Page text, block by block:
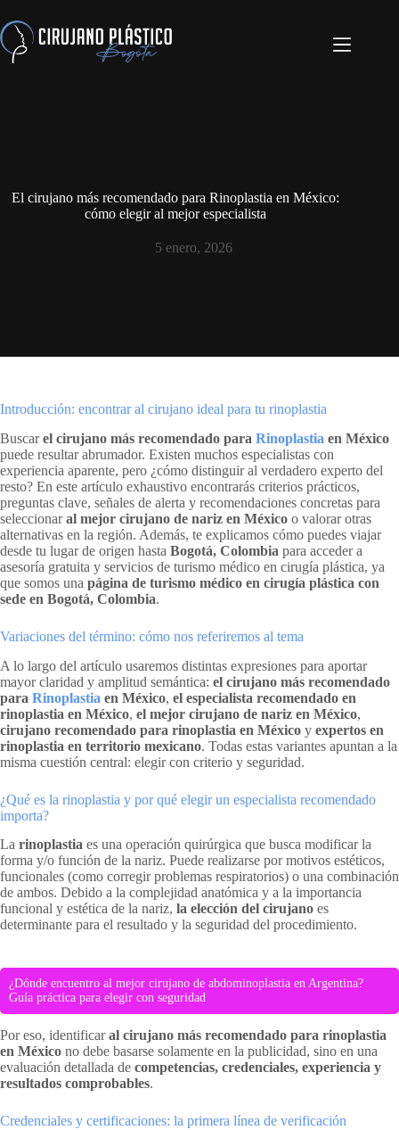
El cirujano más recomendado para Rinoplastia en México:
cómo elegir al mejor especialista
5 enero, 2026
Introducción: encontrar al cirujano ideal para tu rinoplastia
Buscarel cirujano más recomendado para Rinoplastia en México
puede resultar abrumador. Existen muchos especialistas con
experiencia aparente, pero ¿cómo distinguir al verdadero experto del
resto? En este artículo exhaustivo encontrarás criterios prácticos,
preguntas clave, señales de alerta y recomendaciones concretas para
seleccionaral mejor cirujano de nariz en México o valorar otras
alternativas en la región. Además, te explicamos cómo puedes viajar
desde tu lugar de origen hasta Bogotá, Colombia para acceder a
asesoría gratuita y servicios de turismo médico en cirugía plástica, ya
que somos una página de turismo médico en cirugía plástica con
sede en Bogotá, Colombia.
Variaciones del término: cómo nos referiremos al tema
A lo largo del artículo usaremos distintas expresiones para aportar
mayor claridad y amplitud semántica: el cirujano más recomendado
para Rinoplastia en México, el especialista recomendado en
rinoplastia en México, el mejor cirujano de nariz en México,
cirujano recomendado para rinoplastia en México y expertos en
rinoplastia en territorio mexicano. Todas estas variantes apuntan a la
misma cuestión central: elegir con criterio y seguridad.
¿Qué es la rinoplastia y por qué elegir un especialista recomendado
importa?
La rinoplastia es una operación quirúrgica que busca modificar la
forma y/o función de la nariz. Puede realizarse por motivos estéticos,
funcionales (como corregir problemas respiratorios) o una combinación
de ambos. Debido a la complejidad anatómica y a la importancia
funcional y estética de la nariz, la elección del cirujano es
determinante para el resultado y la seguridad del procedimiento.
¿Dónde encuentro al mejor cirujano de abdominoplastia en Argentina?
Guía práctica para elegir con seguridad
Por eso, identificaral cirujano más recomendado para rinoplastia
en México no debe basarse solamente en la publicidad, sino en una
evaluación detallada de competencias, credenciales, experiencia y
resultados comprobables.
Credenciales y certificaciones: la primera línea de verificación